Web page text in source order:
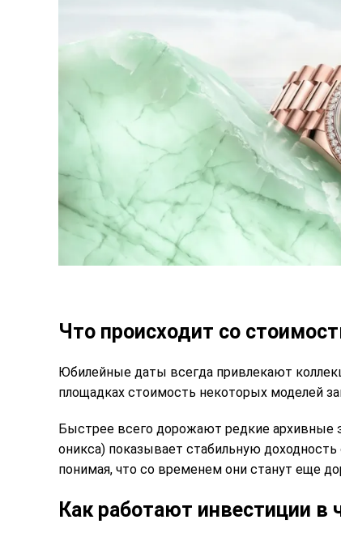
Что происходит со
Юбилейные даты всегда привлекают
площадках стоимость некоторых моделей
Быстрее всего дорожают редкие архивные
оникса) показывает стабильную
понимая, что со временем они станут еще
Как работают инвестиции